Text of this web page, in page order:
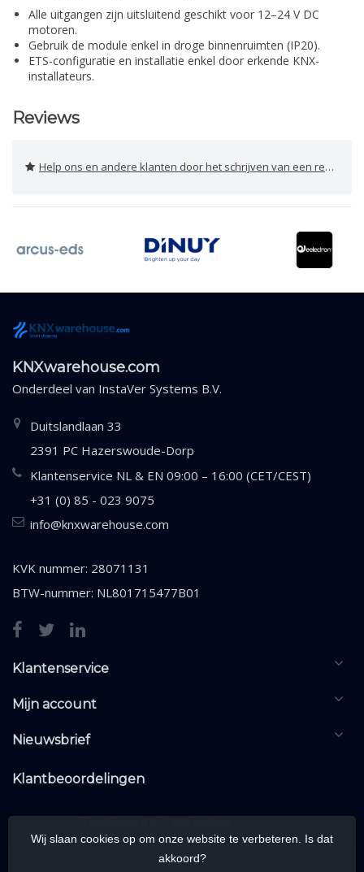
Alle uitgangen zijn uitsluitend geschikt voor 12–24 V DC
motoren.
Gebruik de module enkel in droge binnenruimten (IP20).
ETS-configuratie en installatie enkel door erkende KNX-
installateurs.
Reviews
Help ons en andere klanten door het schrijven van een review
KNXwarehouse.com
Onderdeel van InstaVer Systems B.V.
Duitslandlaan 33
2391 PC Hazerswoude-Dorp
Klantenservice NL & EN 09:00 – 16:00 (CET/CEST)
+31 (0) 85 - 023 9075
info@knxwarehouse.com
KVK nummer: 28071131
BTW-nummer: NL801715477B01
Klantenservice
Mijn account
Nieuwsbrief
Klantbeoordelingen
Wij slaan cookies op om onze website te verbeteren. Is dat
akkoord?